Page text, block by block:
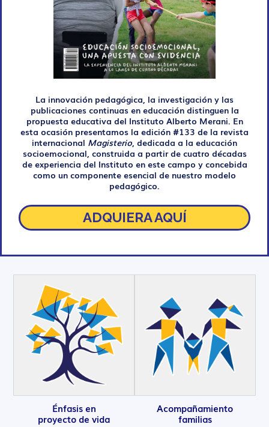
La innovación pedagógica, la investigación y las
publicaciones continuas en educación distinguen la
propuesta educativa del Instituto Alberto Merani. En
esta ocasión presentamos la edición #133 de la revista
internacional Magisterio , dedicada a la educación
socioemocional, construida a partir de cuatro décadas
de experiencia del Instituto en este campo y concebida
como un componente esencial de nuestro modelo
pedagógico.
ADQUIERA AQUÍ
Énfasis en
proyecto de vida
Acompañamiento
familias